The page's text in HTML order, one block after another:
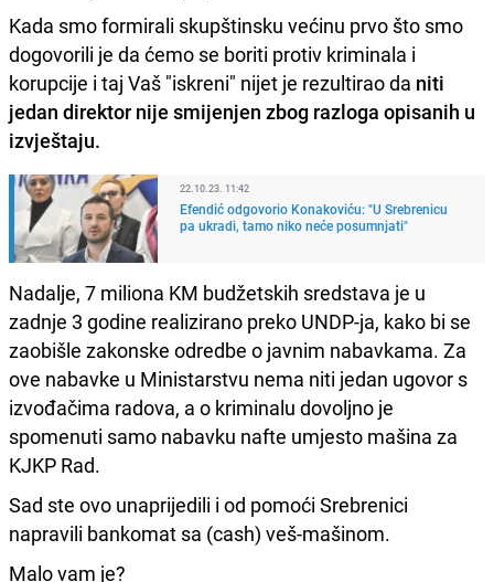
Kada smo formirali skupštinsku većinu prvo što smo
dogovorili je da ćemo se boriti protiv kriminala i
korupcije i taj Vaš "iskreni" nijet je rezultirao da niti
jedan direktor nije smijenjen zbog razloga opisanih u
izvještaju.
22.10.23. 11:42
Efendić odgovorio Konakoviću: "U Srebrenicu
pa ukradi, tamo niko neće posumnjati"
Nadalje, 7 miliona KM budžetskih sredstava je u
zadnje 3 godine realizirano preko UNDP-ja, kako bi se
zaobišle zakonske odredbe o javnim nabavkama. Za
ove nabavke u Ministarstvu nema niti jedan ugovor s
izvođačima radova, a o kriminalu dovoljno je
spomenuti samo nabavku nafte umjesto mašina za
KJKP Rad.
Sad ste ovo unaprijedili i od pomoći Srebrenici
napravili bankomat sa (cash) veš-mašinom.
Malo vam je?